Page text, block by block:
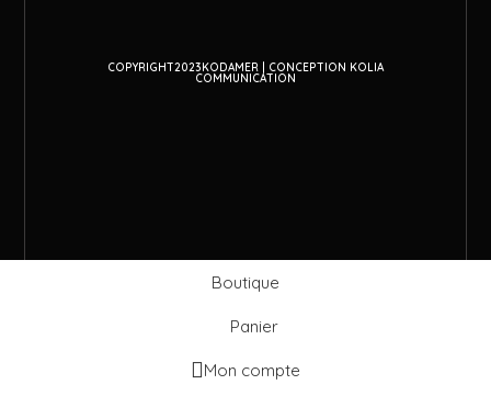
COPYRIGHT2023KODAMER | CONCEPTION KOLIA
COMMUNICATION
Boutique
Panier
Mon compte